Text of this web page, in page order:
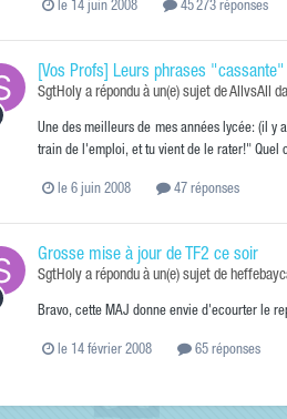
le 14 juin 2008 45 273 réponses
[Vos Profs] Leurs phrases "cassante"
SgtHoly a répondu à un(e) sujet deAllvsAll
Une des meilleurs de mes années lycée: (il
train de l'emploi, et tu vient de le rater!" Quel
le 6 juin 2008 47 réponses
Grosse mise à jour de TF2 ce soir
SgtHoly a répondu à un(e) sujet de
Bravo, cette MAJ donne envie d'ecourter le
le 14 février 2008 65 réponses